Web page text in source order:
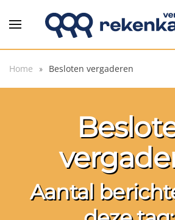
Overslaan en naar de inhoud
Home Besloten vergaderen
Aantal